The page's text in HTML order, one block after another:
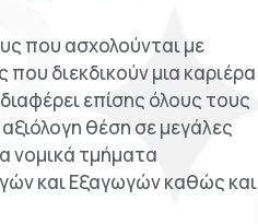
που ασχολούνται με
διεκδικούν μια καριέρα
επίσης όλους τους
θέση σε μεγάλες
νομικά τμήματα
και Εξαγωγών καθώς και